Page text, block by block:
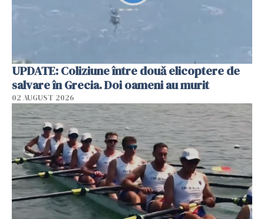
UPDATE: Coliziune între două elicoptere de
salvare în Grecia. Doi oameni au murit
02 AUGUST 2026